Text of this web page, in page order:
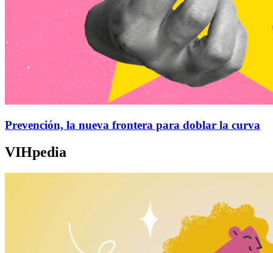
Prevención, la nueva frontera para doblar la curva
VIHpedia